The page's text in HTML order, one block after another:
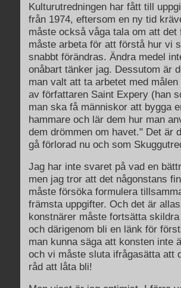
Kulturutredningen har fått till
från 1974, eftersom en ny tid
måste också våga tala om att
måste arbeta för att förstå hur vi
snabbt förändras. Ändra medel
onåbart tänker jag. Dessutom är
man valt att ta arbetet med
av författaren Saint Expery (han
man ska få människor att bygga
hammare och lär dem hur man
dem drömmen om havet." Det är
gå förlorad nu och som
Jag har inte svaret på vad en
men jag tror att det någonstans
måste försöka formulera
främsta uppgifter. Och det är
konstnärer måste fortsätta
och därigenom bli en länk för
man kunna säga att konsten inte
och vi måste sluta ifrågasätta att
råd att låta bli!